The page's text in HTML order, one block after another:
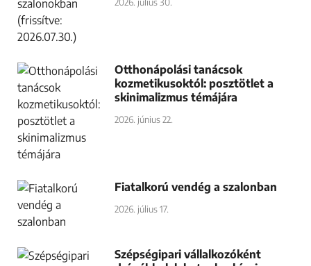
Otthonápolási tanácsok
kozmetikusoktól: posztötlet a
skinimalizmus témájára
2026. június 22.
Fiatalkorú vendég a szalonban
2026. július 17.
Szépségipari vállalkozóként